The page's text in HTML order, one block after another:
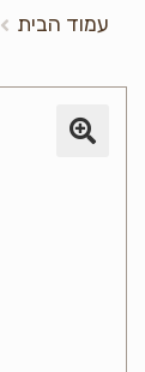
חיפוש
עמוד הבית